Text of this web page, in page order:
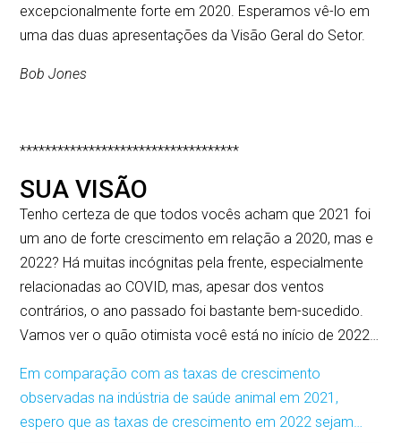
excepcionalmente forte em 2020. Esperamos vê-lo em
uma das duas apresentações da Visão Geral do Setor.
Bob Jones
***********************************
SUA VISÃO
Tenho certeza de que todos vocês acham que 2021 foi
um ano de forte crescimento em relação a 2020, mas e
2022? Há muitas incógnitas pela frente, especialmente
relacionadas ao COVID, mas, apesar dos ventos
contrários, o ano passado foi bastante bem-sucedido.
Vamos ver o quão otimista você está no início de 2022…
Em comparação com as taxas de crescimento
observadas na indústria de saúde animal em 2021,
espero que as taxas de crescimento em 2022 sejam…